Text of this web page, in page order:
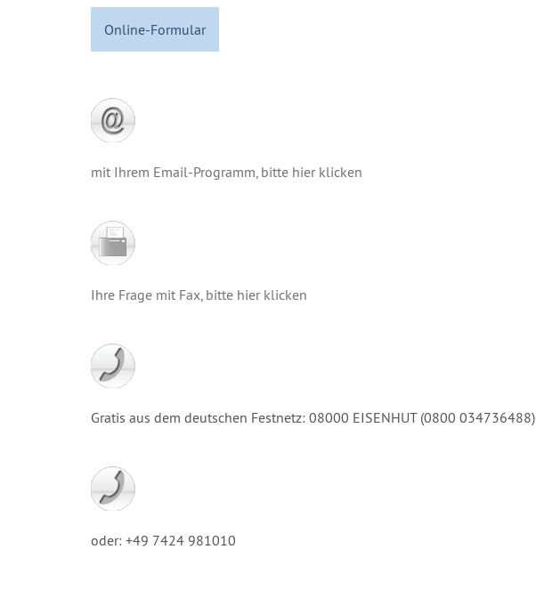
Online-Formular
mit Ihrem Email-Programm, bitte hier klicken
Ihre Frage mit Fax, bitte hier klicken
Gratis aus dem deutschen Festnetz: 08000 EISENHUT (0800 034736488)
oder: +49 7424 981010